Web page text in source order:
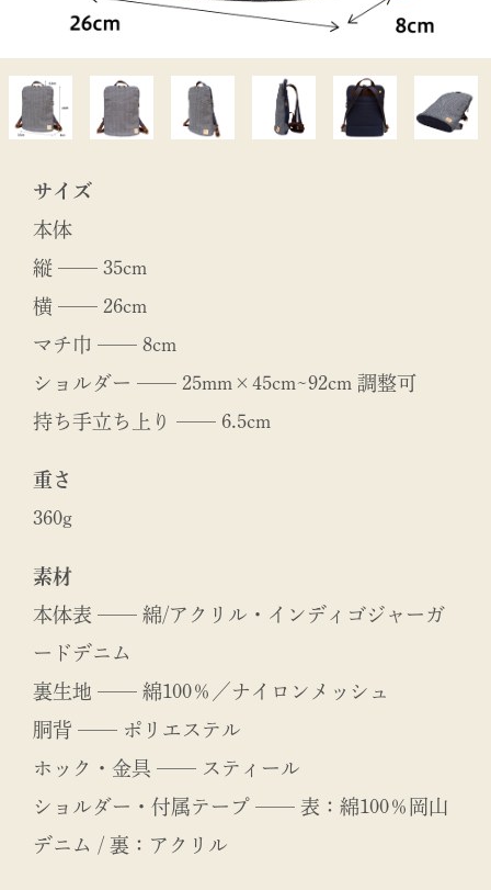
サイズ
本体
縦 ── 35cm
横 ── 26cm
マチ巾 ── 8cm
ショルダー ── 25mm×45cm~92cm 調整可
持ち手立ち上り ── 6.5cm
重さ
360g
素材
本体表 ── 綿/アクリル・インディゴジャーガ
ードデニム
裏生地 ── 綿100％／ナイロンメッシュ
胴背 ── ポリエステル
ホック・金具 ── スティール
ショルダー・付属テープ ── 表：綿100％岡山
デニム / 裏：アクリル